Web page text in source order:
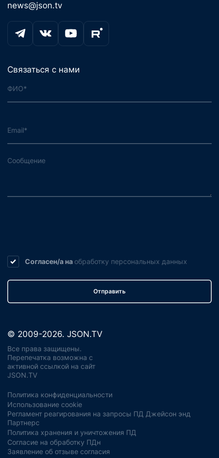
news@json.tv
Связаться с нами
Согласен/а на обработку персональных данных
Отправить
© 2009-2026. JSON.TV
Все права защищены.
Перепечатка возможна с
активной ссылкой на сайт
JSON.TV
Политика конфиденциальности
Использование cookie
Регламент реагирования на запросы ПД Джейсон энд
Партнерс
Политика хранения и уничтожения ПД
Согласие на обработку ПДн
Заявление об отзыве согласия